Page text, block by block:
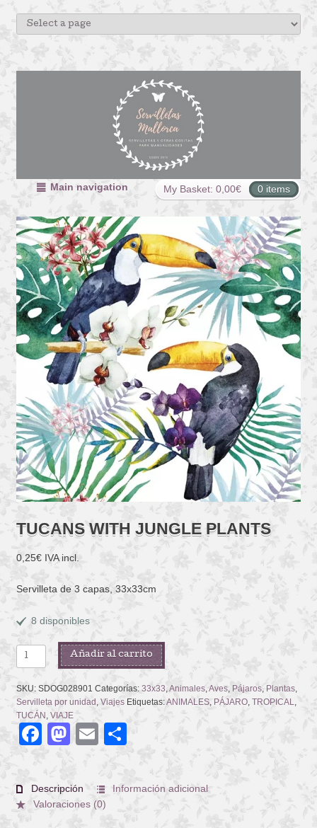
My Basket: 0,00€ 0 items
Main navigation
TUCANS WITH JUNGLE PLANTS
0,25€ IVA incl.
Servilleta de 3 capas, 33x33cm
8 disponibles
TUCANS
WITH
JUNGLE
PLANTS
cantidad
Añadir al carrito
SKU: SDOG028901 Categorías: 33x33 Animales, Aves, Pájaros, Plantas,
Servilleta por unidad Viajes Etiquetas:ANIMALES, PÁJARO, TROPICAL
TUCÁN VIAJE
Facebook
Mastodon
EmailCompartir
Descripción
Información adicional
Valoraciones (0)